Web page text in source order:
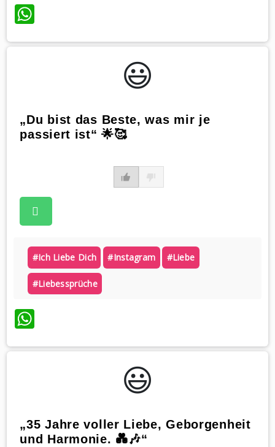
WhatsApp
😃️
„Du bist das Beste, was mir je
passiert ist“ 🌟🥰
#ich Liebe Dich #instagram #liebe
#liebessprüche
WhatsApp
😃️
„35 Jahre voller Liebe, Geborgenheit
und Harmonie. 💑🎶“